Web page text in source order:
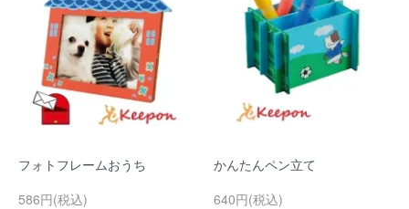
フォトフレームおうち
586円(税込)
かんたんペン立て
640円(税込)